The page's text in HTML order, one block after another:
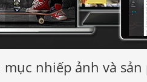
mục nhiếp ảnh và